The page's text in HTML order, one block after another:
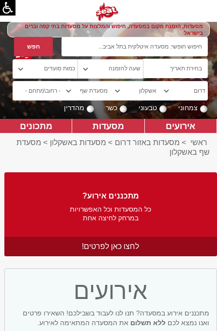
מסעדות, הזמנת מקום במסעדה, חיפוש והמלצות על מסעדות בתי קפה וברים
בישראל
צמחוני טבעוני כשר מהדרין
אירועים מסעדות מתכונים
ראשי > מסעדות באזור דרום > מסעדות באשקלון > מסעדת
שף באשקלון
מתכננים אירוע?
כל המסעדות וכל האפשרויות
במרחק לחיצה אחת
לחצו כאן לפרטים!
אירועים
מתכננים אירוע במסעדה? תנו לנו לעבוד בשבילכם! השאירו פרטים
ואנו נמצא לכם ללא תשלום את המסעדה המתאימה לאירוע.